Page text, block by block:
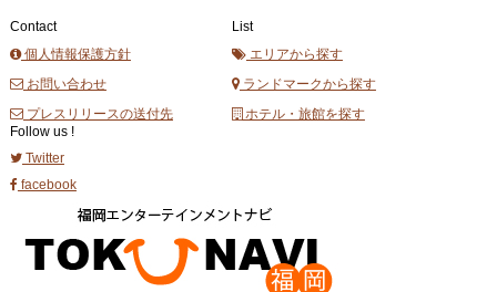
Contact
個人情報保護方針
お問い合わせ
プレスリリースの送付先
List
エリアから探す
ランドマークから探す
ホテル・旅館を探す
Follow us !
Twitter
facebook